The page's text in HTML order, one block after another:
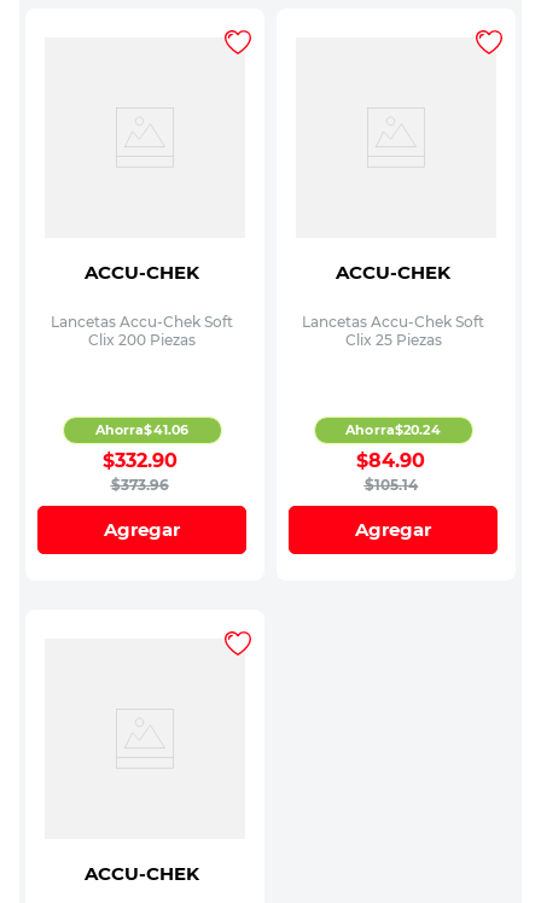
ACCU-CHEK
Lancetas Accu-Chek Soft
Clix 200 Piezas
$373.96
$332.90
Ahorra$41.06
Agregar
ACCU-CHEK
Lancetas Accu-Chek Soft
Clix 25 Piezas
$105.14
$84.90
Ahorra$20.24
Agregar
ACCU-CHEK